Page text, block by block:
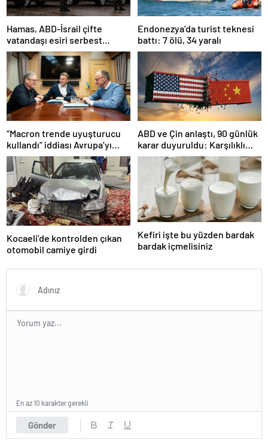
Hamas, ABD-İsrail çifte
vatandaşı esiri serbest
bırakacağını duyurdu
Endonezya’da turist teknesi
battı: 7 ölü, 34 yaralı
“Macron trende uyuşturucu
kullandı” iddiası Avrupa’yı
karıştırmıştı: Fransa’dan
“peçeteli” yalanlama geldi!
ABD ve Çin anlaştı, 90 günlük
karar duyuruldu: Karşılıklı
tarife indirimi geldi!
Kocaeli’de kontrolden çıkan
otomobil camiye girdi
Kefiri işte bu yüzden bardak
bardak içmelisiniz
Gönder
En az 10 karakter gerekli